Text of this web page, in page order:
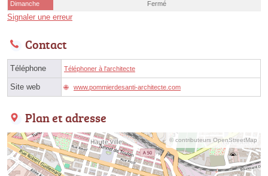
Dimanche
Fermé
Signaler une erreur
Contact
Téléphone Téléphoner à l'architecte
Site web www.pommierdesanti-architecte.com
Plan et adresse
© contributeurs OpenStreetMap